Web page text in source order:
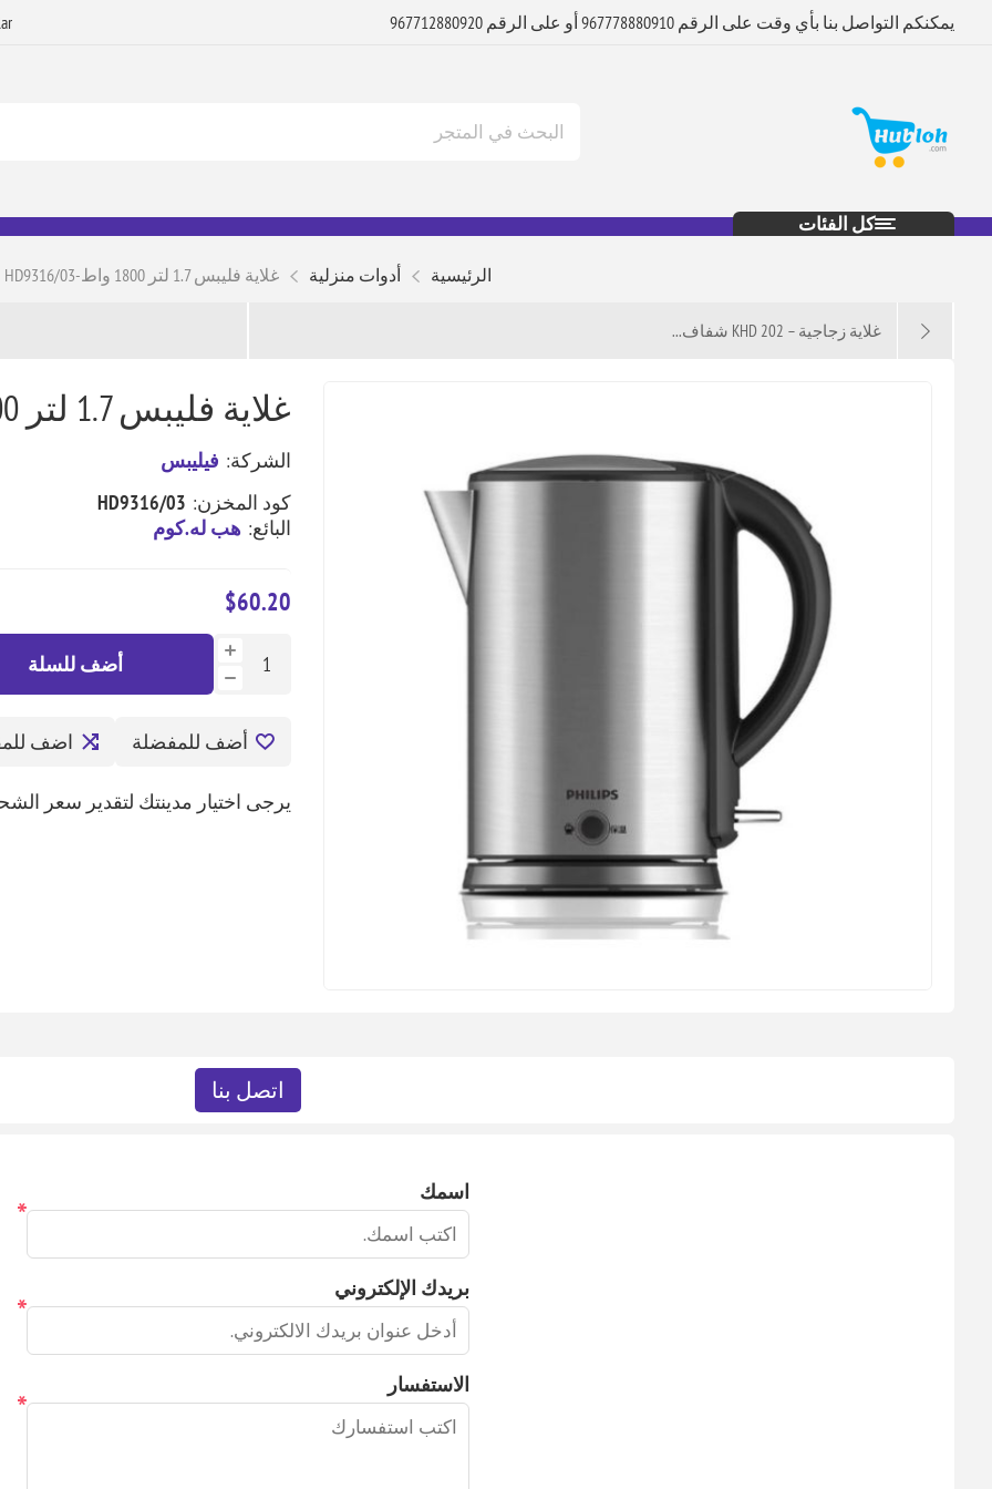
يمكنكم التواصل بنا بأي وقت على الرقم 967778880910 أو على الرقم 967712880920
كل الفئات
الرئيسية أدوات منزلية غلاية فليبس 1.7 لتر 1800 واط-HD9316/03
غلاية زجاجية – KHD 202 شفاف...
غلاية فليبس 1.7 لتر 1800 واط-HD9316/03
الشركة: فيليبس
كود المخزن: HD9316/03
البائع: هب له.كوم
$60.20
أضف للسلة
أضف للمفضلة اضف
يرجى اختيار مدينتك لتقدير سعر
اتصل بنا
اسمك
*
بريدك الإلكتروني
*
الاستفسار
*